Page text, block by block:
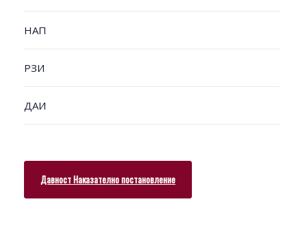
НАП
РЗИ
ДАИ
Давност Наказателно постановление